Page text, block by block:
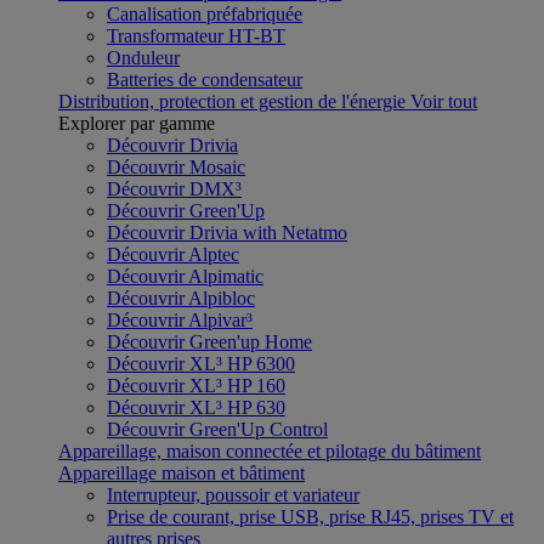
Canalisation préfabriquée
Transformateur HT-BT
Onduleur
Batteries de condensateur
Distribution, protection et gestion de l'énergie Voir tout
Explorer par gamme
Découvrir Drivia
Découvrir Mosaic
Découvrir DMX³
Découvrir Green'Up
Découvrir Drivia with Netatmo
Découvrir Alptec
Découvrir Alpimatic
Découvrir Alpibloc
Découvrir Alpivar³
Découvrir Green'up Home
Découvrir XL³ HP 6300
Découvrir XL³ HP 160
Découvrir XL³ HP 630
Découvrir Green'Up Control
Appareillage, maison connectée et pilotage du bâtiment
Appareillage maison et bâtiment
Interrupteur, poussoir et variateur
Prise de courant, prise USB, prise RJ45, prises TV et
autres prises